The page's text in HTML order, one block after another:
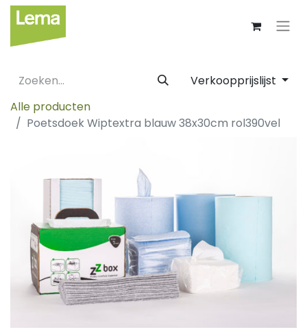
Verkoopprijslijst
Alle producten
Poetsdoek Wiptextra blauw 38x30cm rol390vel